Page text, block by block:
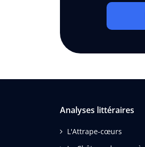
Analyses littéraires
L'Attrape-cœurs